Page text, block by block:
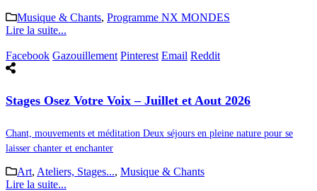
Musique & Chants, Programme NX MONDES
Lire la suite...
Facebook Gazouillement Pinterest Email Reddit
Stages Osez Votre Voix – Juillet et Aout 2026
Chant, mouvements et méditation Deux séjours en pleine nature pour se
laisser chanter et enchanter
Art, Ateliers, Stages..., Musique & Chants
Lire la suite...